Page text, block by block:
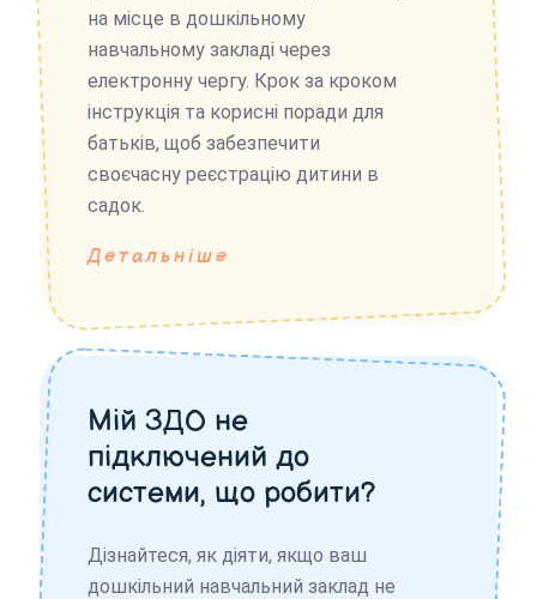
на місце в дошкільному
навчальному закладі через
електронну чергу. Крок за кроком
інструкція та корисні поради для
батьків, щоб забезпечити
своєчасну реєстрацію дитини в
садок.
Детальніше
Мій ЗДО не
підключений до
системи, що робити?
Дізнайтеся, як діяти, якщо ваш
дошкільний навчальний заклад не